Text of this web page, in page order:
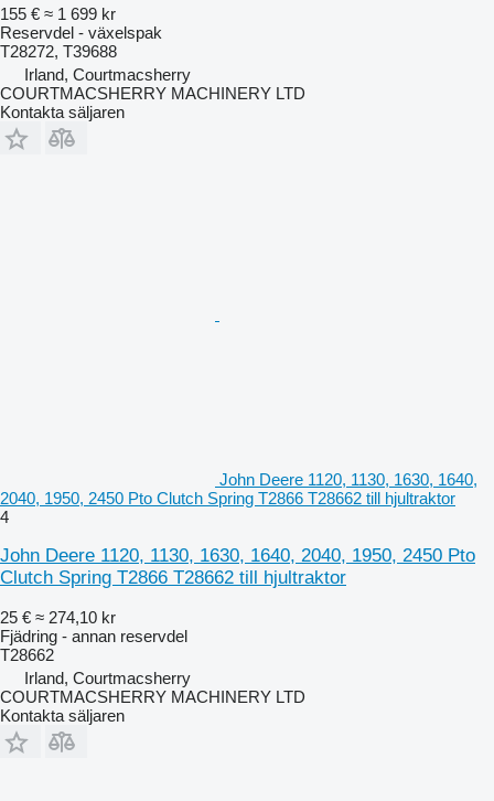
155 € ≈ 1 699 kr
Reservdel - växelspak
T28272, T39688
Irland, Courtmacsherry
COURTMACSHERRY MACHINERY LTD
Kontakta säljaren
John Deere 1120, 1130, 1630, 1640,
2040, 1950, 2450 Pto Clutch Spring T2866 T28662 till hjultraktor
4
John Deere 1120, 1130, 1630, 1640, 2040, 1950, 2450 Pto
Clutch Spring T2866 T28662 till hjultraktor
25 € ≈ 274,10 kr
Fjädring - annan reservdel
T28662
Irland, Courtmacsherry
COURTMACSHERRY MACHINERY LTD
Kontakta säljaren